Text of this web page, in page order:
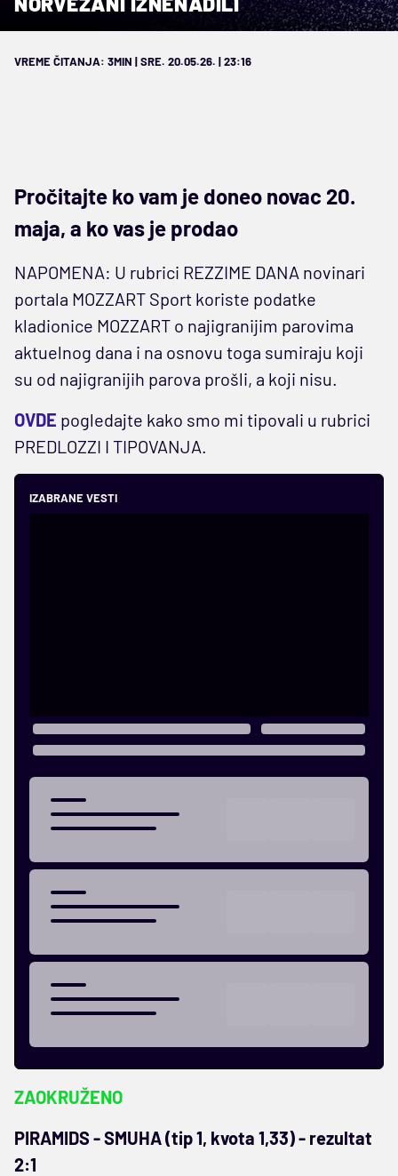
VREME ČITANJA: 3MIN | SRE. 20.05.26. | 23:16
Pročitajte ko vam je doneo novac 20.
maja, a ko vas je prodao
NAPOMENA: U rubrici REZZIME DANA novinari
portala MOZZART Sport koriste podatke
kladionice MOZZART o najigranijim parovima
aktuelnog dana i na osnovu toga sumiraju koji
su od najigranijih parova prošli, a koji nisu.
OVDE pogledajte kako smo mi tipovali u rubrici
PREDLOZZI I TIPOVANJA.
IZABRANE VESTI
ZAOKRUŽENO
PIRAMIDS - SMUHA (tip 1, kvota 1,33) - rezultat
2:1